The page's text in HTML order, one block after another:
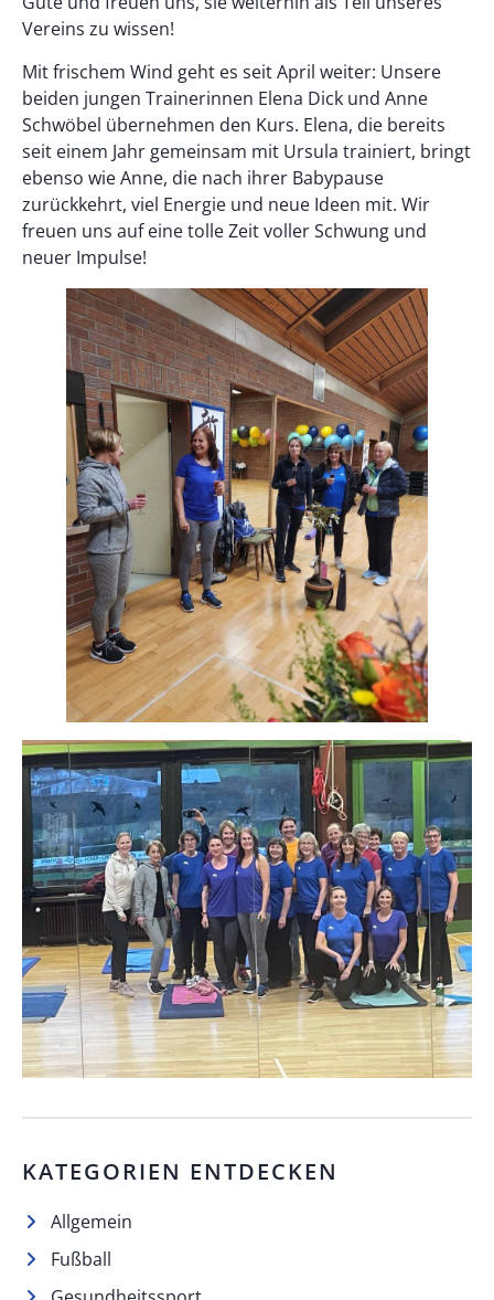
Vereins zu wissen!
Mit frischem Wind geht es seit April weiter: Unsere
beiden jungen Trainerinnen Elena Dick und Anne
Schwöbel übernehmen den Kurs. Elena, die bereits
seit einem Jahr gemeinsam mit Ursula trainiert, bringt
ebenso wie Anne, die nach ihrer Babypause
zurückkehrt, viel Energie und neue Ideen mit. Wir
freuen uns auf eine tolle Zeit voller Schwung und
neuer Impulse!
KATEGORIEN ENTDECKEN
Allgemein
Fußball